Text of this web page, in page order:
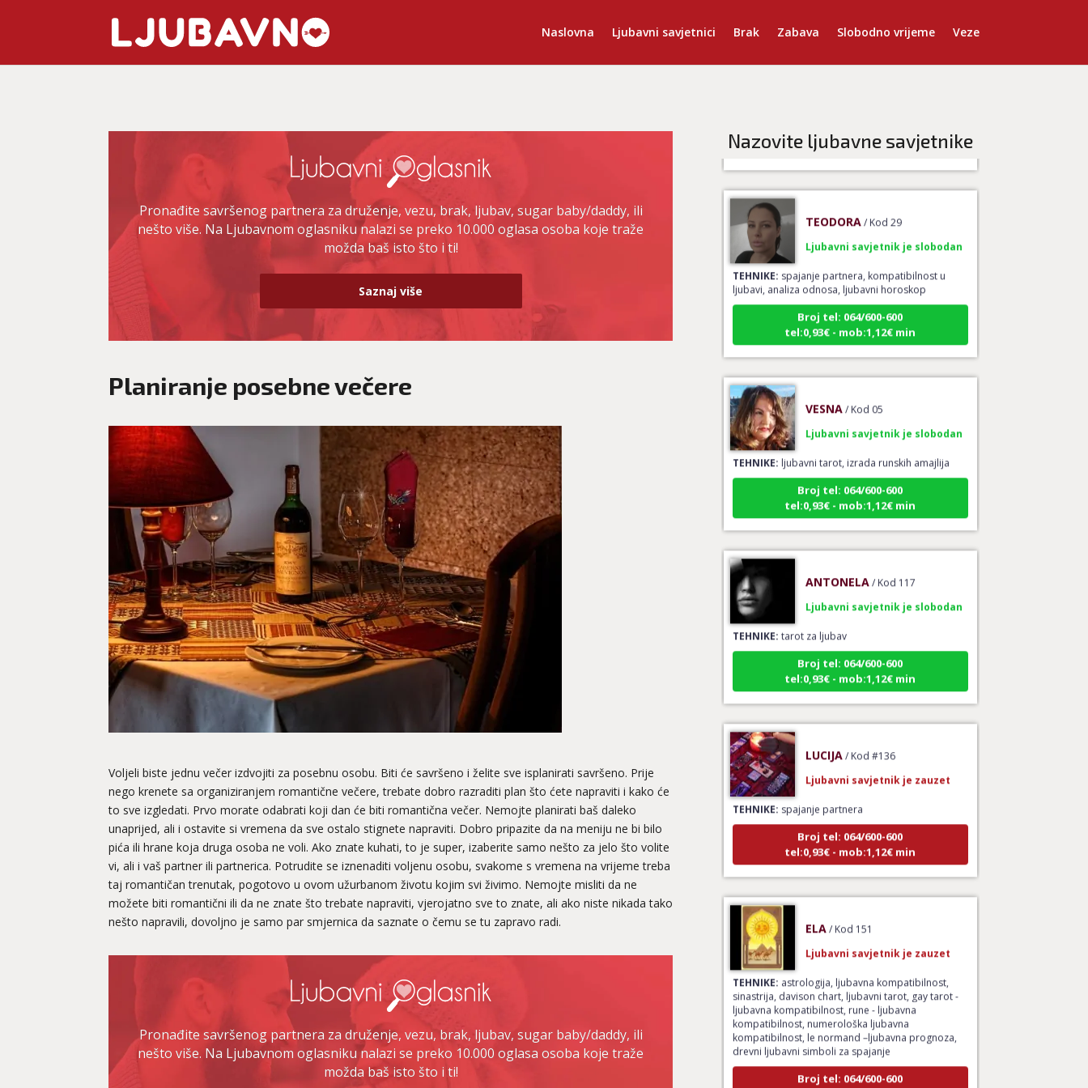
Naslovna Ljubavni savjetnici Brak Zabava Slobodno vrijeme Veze
Pronađite savršenog partnera za druženje, vezu, brak, ljubav, sugar baby/daddy, ili
nešto više. Na Ljubavnom oglasniku nalazi se preko 10.000 oglasa osoba koje traže
možda baš isto što i ti!
Saznaj više
Planiranje posebne večere
Voljeli biste jednu večer izdvojiti za posebnu osobu. Biti će savršeno i želite sve isplanirati savršeno. Prije
nego krenete sa organiziranjem romantične večere, trebate dobro razraditi plan što ćete napraviti i kako će
to sve izgledati. Prvo morate odabrati koji dan će biti romantična večer. Nemojte planirati baš daleko
unaprijed, ali i ostavite si vremena da sve ostalo stignete napraviti. Dobro pripazite da na meniju ne bi bilo
pića ili hrane koja druga osoba ne voli. Ako znate kuhati, to je super, izaberite samo nešto za jelo što volite
vi, ali i vaš partner ili partnerica. Potrudite se iznenaditi voljenu osobu, svakome s vremena na vrijeme treba
taj romantičan trenutak, pogotovo u ovom užurbanom životu kojim svi živimo. Nemojte misliti da ne
možete biti romantični ili da ne znate što trebate napraviti, vjerojatno sve to znate, ali ako niste nikada tako
nešto napravili, dovoljno je samo par smjernica da saznate o čemu se tu zapravo radi.
Pronađite savršenog partnera za druženje, vezu, brak, ljubav, sugar baby/daddy, ili
nešto više. Na Ljubavnom oglasniku nalazi se preko 10.000 oglasa osoba koje traže
možda baš isto što i ti!
Nazovite ljubavne savjetnike
sinastrija, davison chart, ljubavni tarot, gay tarot -
kompatibilnost, numerološka ljubavna
tel:0,93€ - mob:1,12€ min
TEHNIKE:spajanje partnera, kompatibilnost u
ljubavi, analiza odnosa, ljubavni horoskop
Broj tel: 064/600-600
tel:0,93€ - mob:1,12€ min
TEHNIKE:ljubavni tarot, izrada runskih amajlija
Broj tel: 064/600-600
tel:0,93€ - mob:1,12€ min
TEHNIKE:tarot za ljubav
Broj tel: 064/600-600
tel:0,93€ - mob:1,12€ min
TEHNIKE:spajanje partnera
Broj tel: 064/600-600
tel:0,93€ - mob:1,12€ min
TEHNIKE:astrologija, ljubavna kompatibilnost,
sinastrija, davison chart, ljubavni tarot, gay tarot -
ljubavna kompatibilnost, rune - ljubavna
kompatibilnost, numerološka ljubavna
kompatibilnost, le normand –ljubavna prognoza,
drevni ljubavni simboli za spajanje
Broj tel: 064/600-600
tel:0,93€ - mob:1,12€ min